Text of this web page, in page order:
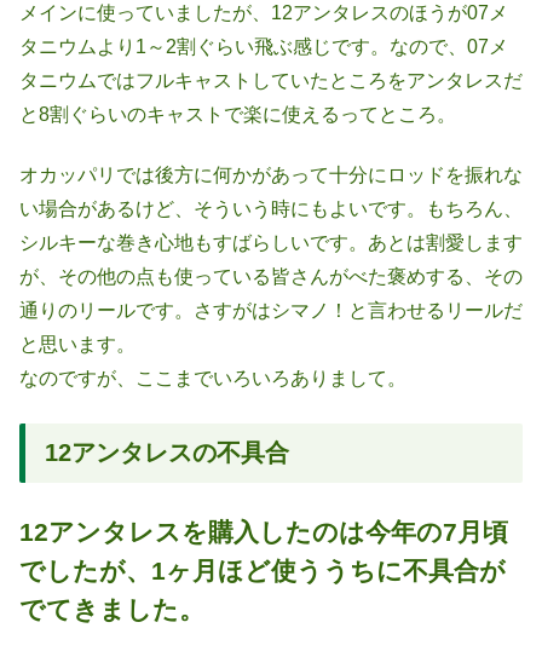
メインに使っていましたが、12アンタレスのほうが07メ
タニウムより1～2割ぐらい飛ぶ感じです。なので、07メ
タニウムではフルキャストしていたところをアンタレスだ
と8割ぐらいのキャストで楽に使えるってところ。
オカッパリでは後方に何かがあって十分にロッドを振れな
い場合があるけど、そういう時にもよいです。もちろん、
シルキーな巻き心地もすばらしいです。あとは割愛します
が、その他の点も使っている皆さんがべた褒めする、その
通りのリールです。さすがはシマノ！と言わせるリールだ
と思います。
なのですが、ここまでいろいろありまして。
12アンタレスの不具合
12アンタレスを購入したのは今年の7月頃
でしたが、1ヶ月ほど使ううちに不具合が
でてきました。